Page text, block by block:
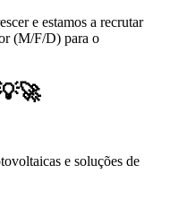
e estamos a recrutar
(M/F/D) para o
e soluções de